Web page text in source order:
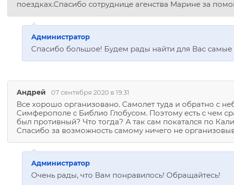
поездках.Спасибо сотруднице агенства Марине за
Администратор
Спасибо большое! Будем рады найти для Вас самые
Андрей 07 сентября 2020 в 19:31
Все хорошо организовано. Самолет туда и обратно с
Симферополе с Библио Глобусом. Поэтому есть с чем
был противный? Что тогда? А так сам покатался по
Спасибо за возможность самому ничего не
Администратор
Очень рады, что Вам понравилось! Обращайтесь!